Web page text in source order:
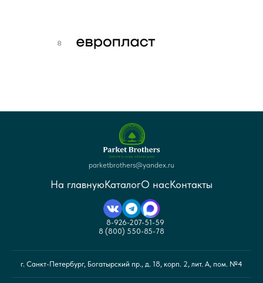
parketbrothers@yandex.ru
На главнуюКаталогО насКонтакты
8-926-207-51-59
8 (800) 550-85-78
г. Санкт-Петербург, Богатырский пр., д. 18, корп. 2, лит. А, пом. №4